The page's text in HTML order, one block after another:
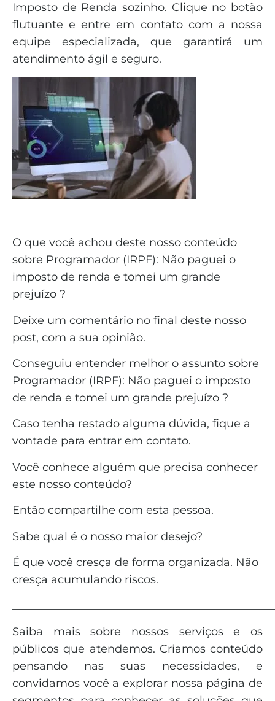
Imposto de Renda sozinho. Clique no botão
flutuante e entre em contato com a nossa
equipe especializada, que garantirá um
atendimento ágil e seguro.
O que você achou deste nosso conteúdo
sobre Programador (IRPF): Não paguei o
imposto de renda e tomei um grande
prejuízo ?
Deixe um comentário no final deste nosso
post, com a sua opinião.
Conseguiu entender melhor o assunto sobre
Programador (IRPF): Não paguei o imposto
de renda e tomei um grande prejuízo ?
Caso tenha restado alguma dúvida, fique a
vontade para entrar em contato.
Você conhece alguém que precisa conhecer
este nosso conteúdo?
Então compartilhe com esta pessoa.
Sabe qual é o nosso maior desejo?
É que você cresça de forma organizada. Não
cresça acumulando riscos.
Saiba mais sobre nossos serviços e os
públicos que atendemos. Criamos conteúdo
pensando nas suas necessidades, e
convidamos você a explorar nossa página de